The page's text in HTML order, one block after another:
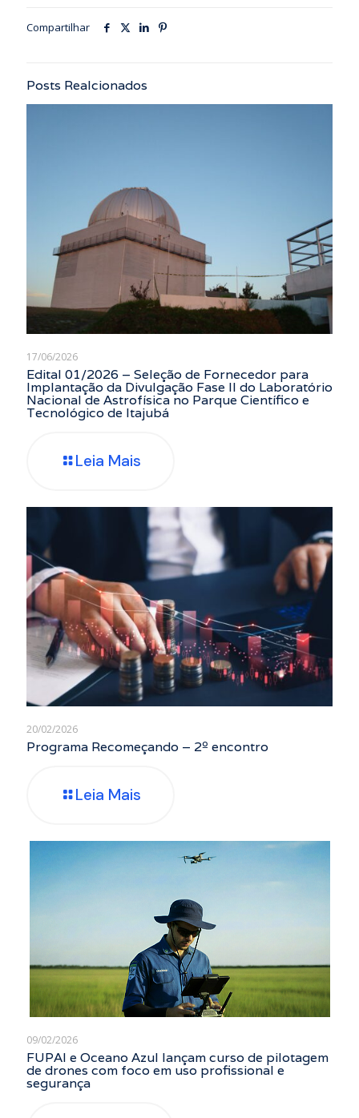
Compartilhar
Posts Realcionados
17/06/2026
Edital 01/2026 – Seleção de Fornecedor para
Implantação da Divulgação Fase II do Laboratório
Nacional de Astrofísica no Parque Científico e
Tecnológico de Itajubá
Leia Mais
20/02/2026
Programa Recomeçando – 2º encontro
Leia Mais
09/02/2026
FUPAI e Oceano Azul lançam curso de pilotagem
de drones com foco em uso profissional e
segurança